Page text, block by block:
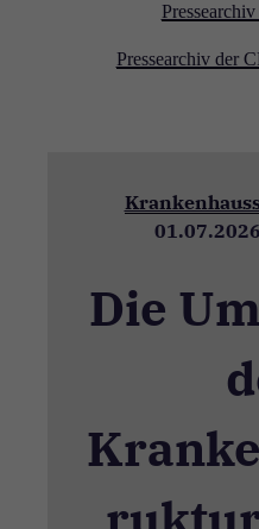
Pressearchiv der
01.07.2026
Die